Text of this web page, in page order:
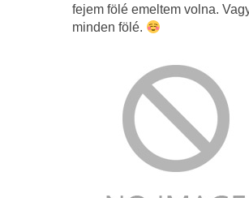
fejem fölé emeltem volna.
minden fölé.